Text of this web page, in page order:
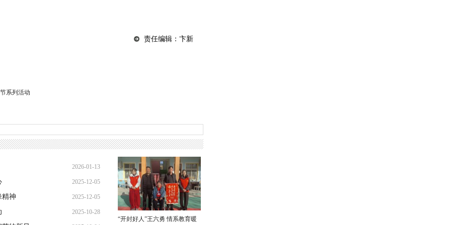
责任编辑：卞新
系列活动
2026-01-13
21:31:49
2025-12-05
19:26:32
精神 2025-12-05
19:08:10
2025-10-28
“开封好人”王六勇 情系教育暖